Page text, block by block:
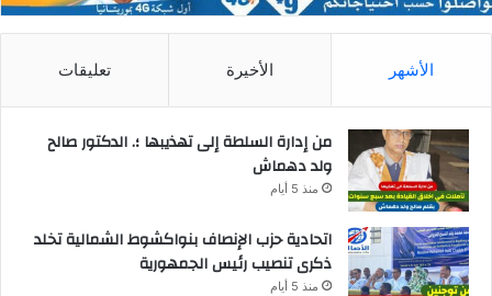
الأشهر الأخيرة تعليقات
من إدارة السلطة إلى تهذيبها ؛. الدكتور صالح
ولد دهماش
منذ 5 أيام
اتحادية حزب الإنصاف بنواكشوط الشمالية تخلد
ذكرى تنصيب رئيس الجمهورية
منذ 5 أيام